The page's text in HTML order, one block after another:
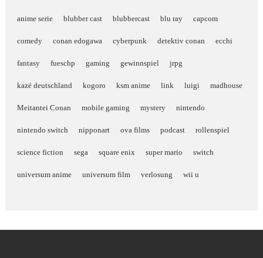
anime serie blubber cast blubbercast blu ray capcom
comedy conan edogawa cyberpunk detektiv conan ecchi
fantasy fueschp gaming gewinnspiel jrpg
kazé deutschland kogoro ksm anime link luigi madhouse
Meitantei Conan mobile gaming mystery nintendo
nintendo switch nipponart ova films podcast rollenspiel
science fiction sega square enix super mario switch
universum anime universum film verlosung wii u